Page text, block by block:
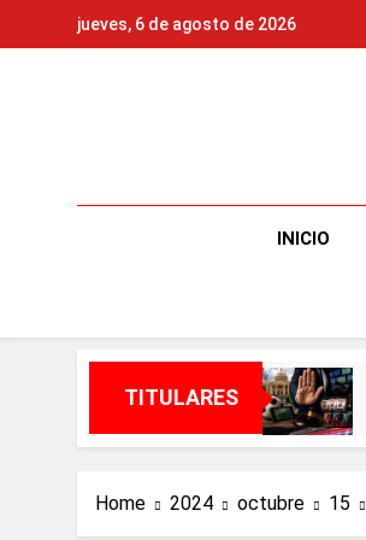
jueves, 6 de agosto de 2026
INICIO
TITULARES
Home 2024 octubre 15